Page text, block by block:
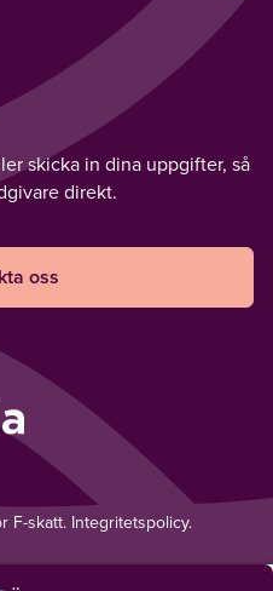
skicka in dina uppgifter, så
direkt.
oss
F-skatt. Integritetspolicy.